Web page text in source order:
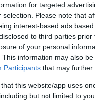
for targeted
selection. Please note that
interest-based ads
to third parties
of your personal
This information may also
Participants that may further
that this website/app uses
but not limited to